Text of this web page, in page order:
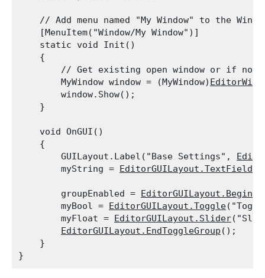
// Add menu named "My Window" to the
    [MenuItem("Window/My Window")]
    static void Init()
    {
// Get existing open window or if
        MyWindow window = (MyWindow)
        window.Show();
    }
    void OnGUI()
    {
        GUILayout.Label("Base Settings",
        myString =
EditorGUILayout.TextField
        groupEnabled =
        myBool =
EditorGUILayout.Toggle
        myFloat =
EditorGUILayout.Slider
EditorGUILayout.EndToggleGroup ();
    }